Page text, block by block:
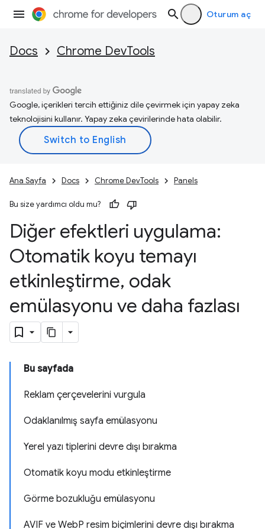
Oturum aç
Docs Chrome DevTools
Google, içerikleri tercih ettiğiniz dile çevirmek için yapay zeka
teknolojisini kullanır. Yapay zeka çevirilerinde hata olabilir.
Ana Sayfa Docs Chrome DevTools Panels
Bu size yardımcı oldu mu?
Diğer efektleri uygulama:
Otomatik koyu temayı
etkinleştirme, odak
emülasyonu ve daha fazlası
Bu sayfada
Reklam çerçevelerini vurgula
Odaklanılmış sayfa emülasyonu
Yerel yazı tiplerini devre dışı bırakma
Otomatik koyu modu etkinleştirme
Görme bozukluğu emülasyonu
AVIF ve WebP resim biçimlerini devre dışı bırakma